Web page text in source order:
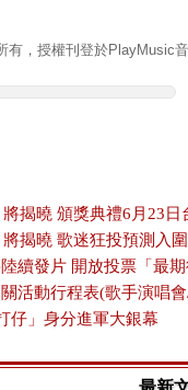
有，授權刊登於PlayMusic音
揭曉 頒獎典禮6月23日
揭曉 歌迷狂投預測入
續發片 開放投票「最期
活動行程表(歌手演唱
仔」身分進軍大銀幕